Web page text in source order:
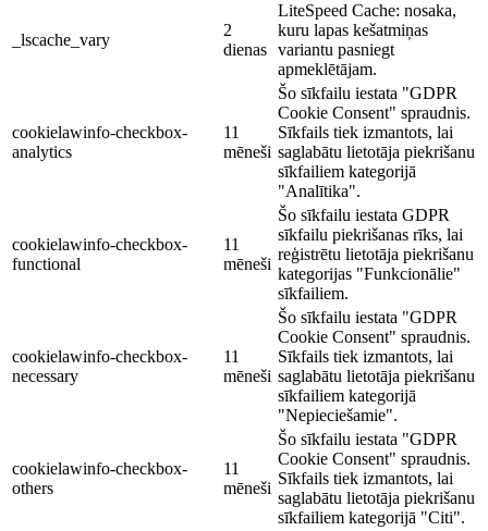
_lscache_vary
2
dienas
LiteSpeed Cache: nosaka,
kuru lapas kešatmiņas
variantu pasniegt
apmeklētājam.
cookielawinfo-checkbox-
analytics
11
mēneši
Šo sīkfailu iestata "GDPR
Cookie Consent" spraudnis.
Sīkfails tiek izmantots, lai
saglabātu lietotāja piekrišanu
sīkfailiem kategorijā
"Analītika".
cookielawinfo-checkbox-
functional
11
mēneši
Šo sīkfailu iestata GDPR
sīkfailu piekrišanas rīks, lai
reģistrētu lietotāja piekrišanu
kategorijas "Funkcionālie"
sīkfailiem.
cookielawinfo-checkbox-
necessary
11
mēneši
Šo sīkfailu iestata "GDPR
Cookie Consent" spraudnis.
Sīkfails tiek izmantots, lai
saglabātu lietotāja piekrišanu
sīkfailiem kategorijā
"Nepieciešamie".
cookielawinfo-checkbox-
others
11
mēneši
Šo sīkfailu iestata "GDPR
Cookie Consent" spraudnis.
Sīkfails tiek izmantots, lai
saglabātu lietotāja piekrišanu
sīkfailiem kategorijā "Citi".